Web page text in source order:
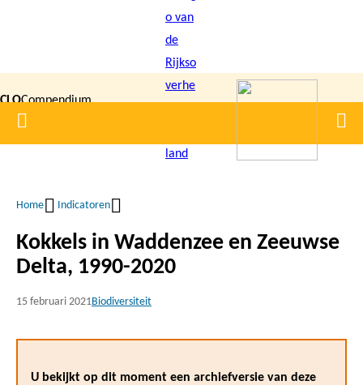
inhoud
gaan
CLOCompendium
voor de
Home
Kruimelpad
Home Indicatoren
Kokkels in Waddenzee en Zeeuwse
Delta, 1990-2020
15 februari 2021Biodiversiteit
U bekijkt op dit moment een archiefversie van deze